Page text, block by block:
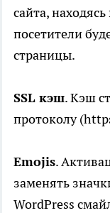
сайта,
посетители
страницы.
SSL кэш. Кэш
протоколу
Emojis.
заменять
WordPress